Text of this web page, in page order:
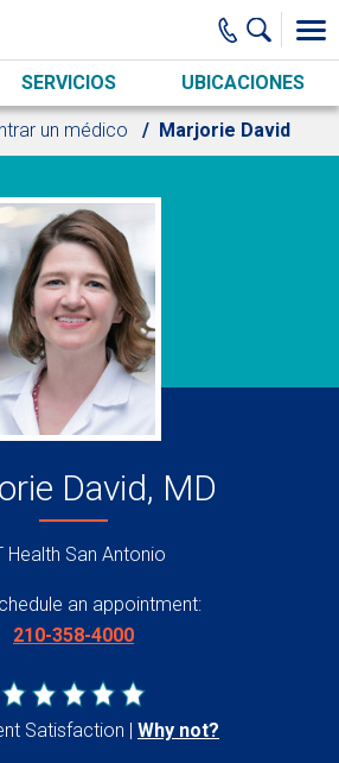
SERVICIOS UBICACIONES
un médico Marjorie David
David, MD
Health San Antonio
an appointment:
210-358-4000
Satisfaction Why not?